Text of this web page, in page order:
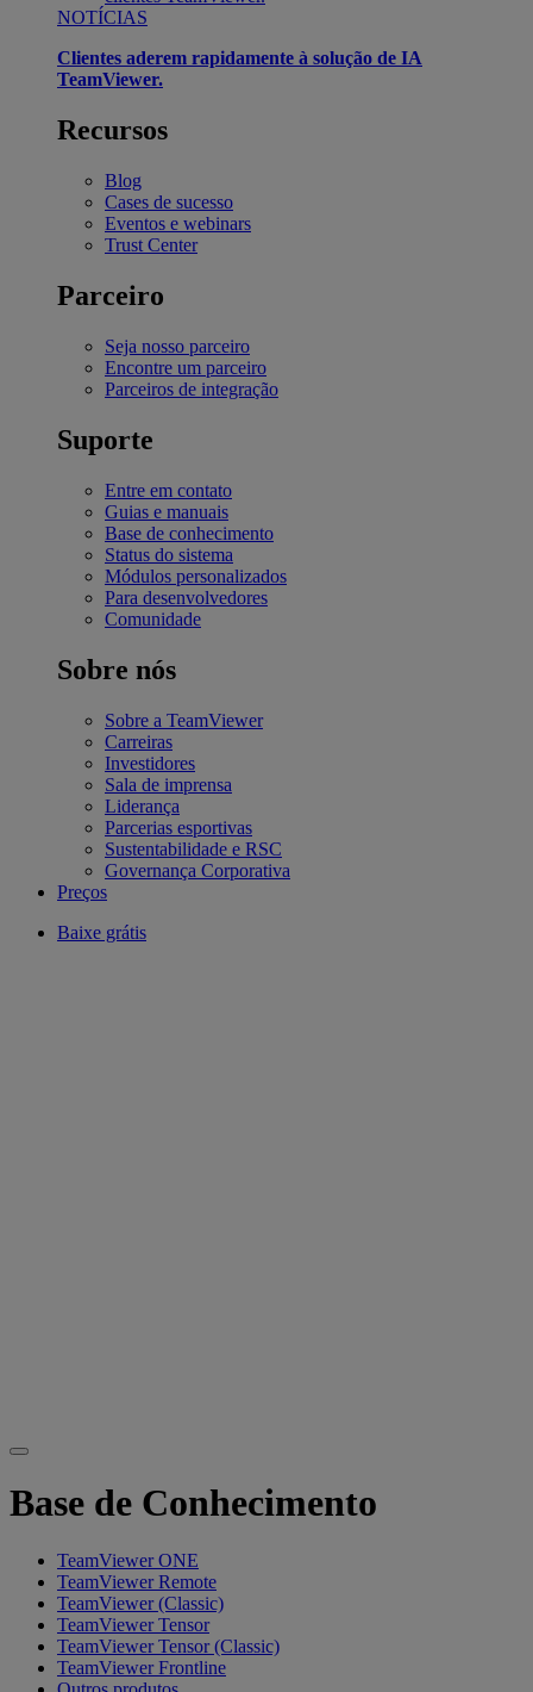
NOTÍCIAS
Clientes aderem rapidamente à solução de IA
TeamViewer.
Recursos
Blog
Cases de sucesso
Eventos e webinars
Trust Center
Parceiro
Seja nosso parceiro
Encontre um parceiro
Parceiros de integração
Suporte
Entre em contato
Guias e manuais
Base de conhecimento
Status do sistema
Módulos personalizados
Para desenvolvedores
Comunidade
Sobre nós
Sobre a TeamViewer
Carreiras
Investidores
Sala de imprensa
Liderança
Parcerias esportivas
Sustentabilidade e RSC
Governança Corporativa
Preços
Baixe grátis
Base de Conhecimento
TeamViewer ONE
TeamViewer Remote
TeamViewer (Classic)
TeamViewer Tensor
TeamViewer Tensor (Classic)
TeamViewer Frontline